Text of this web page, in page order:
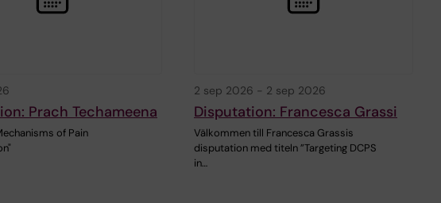
Prach Techameena
of Pain
2 sep 2026 - 2 sep 2026
Disputation: Francesca Grassi
Välkommen till Francesca Grassis
disputation med titeln ”Targeting DCPS
in…